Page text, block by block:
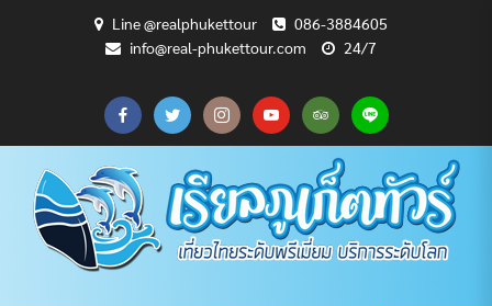
Line @realphukettour
086-3884605
info@real-phukettour.com
24/7
CART
CHECKOUT
MY
ACCOUNT
SAMPLE
PAGE
ทัวร์
ทั้งหมด
บทความ
ท่อง
เที่ยว
ยินดี
ต้อนรับ
สู่
PHUKET
TOUR
เกี่ยว
กับ
เรา
แพ็คเกจ
ทัวร์
ทั้งหมด